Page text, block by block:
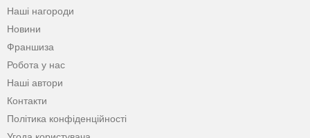
Наші нагороди
Новини
Франшиза
Робота у нас
Наші автори
Контакти
Політика конфіденційності